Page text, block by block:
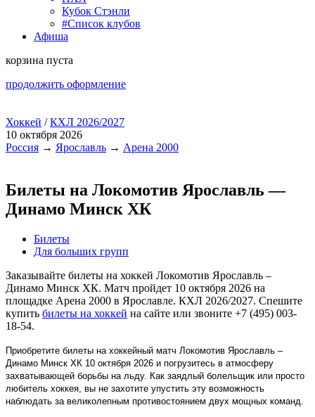
Кубок Стэнли
#Список клубов
Афиша
корзина пуста
продолжить оформление
Хоккей /КХЛ 2026/2027
10 октября 2026
Россия → Ярославль → Арена 2000
Билеты на Локомотив Ярославль —
Динамо Минск ХК
Билеты
Для больших групп
Заказывайте билеты на хоккей Локомотив Ярославль –
Динамо Минск ХК. Матч пройдет 10 октября 2026 на
площадке Арена 2000 в Ярославле. КХЛ 2026/2027. Спешите
купить билеты на хоккей на сайте или звоните +7 (495) 003-
18-54.
Приобретите билеты на хоккейный матч Локомотив Ярославль –
Динамо Минск ХК 10 октября 2026 и погрузитесь в атмосферу
захватывающей борьбы на льду. Как заядлый болельщик или просто
любитель хоккея, вы не захотите упустить эту возможность
наблюдать за великолепным противостоянием двух мощных команд.